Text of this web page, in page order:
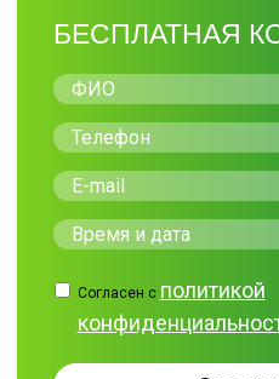
БЕСПЛАТНАЯ
Согласен с политикой